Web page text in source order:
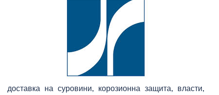
доставка на суровини, корозионна защита, власти,